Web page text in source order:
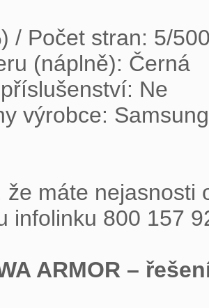
/ Počet stran: 5/
(náplně): Černá
Ne
výrobce: Samsung
že máte nejasnosti
infolinku 800 157
ARMOR –